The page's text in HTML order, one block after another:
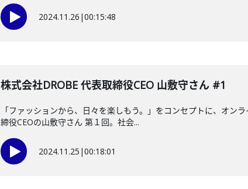
2024.11.26 |00:15:48
株式会社DROBE 代表取締役CEO 山敷守さん #1
「ファッションから、日々を楽しもう。」をコンセプトに、オン
締役CEOの山敷守さん 第１回。社会...
2024.11.25 |00:18:01